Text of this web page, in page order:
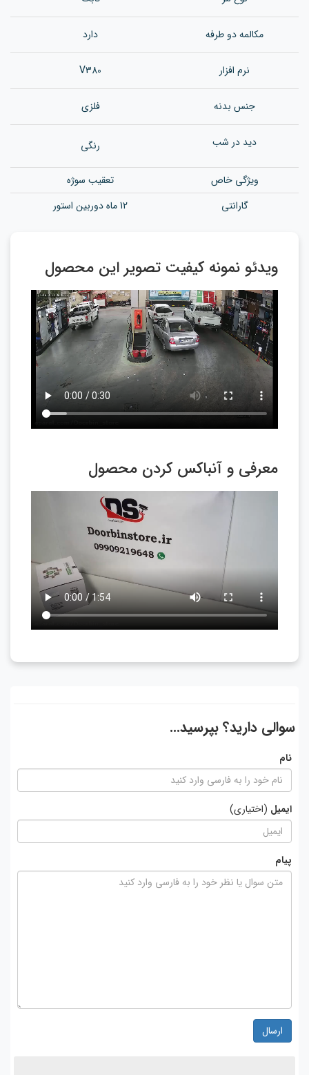
مکالمه دو طرفه دارد
نرم افزار V380
جنس بدنه فلزی
دید در شب رنگی
ویژگی خاص
تعقیب سوژه
گارانتی
12 ماه دوربین استور
ویدئو نمونه کیفیت تصویر این محصول
معرفی و آنباکس کردن محصول
سوالی دارید؟ بپرسید...
نام
ایمیل (اختیاری)
پیام
ارسال